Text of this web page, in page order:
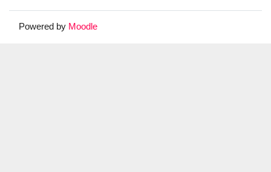
Powered by Moodle